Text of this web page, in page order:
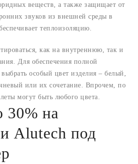
веществ, а также защищает от
звуков из внешней среды в
теплоизоляцию.
как на внутреннюю, так и
Для обеспечения полной
особый цвет изделия – белый,
или их сочетание. Впрочем, по
могут быть любого цвета.
30% на
Alutech под